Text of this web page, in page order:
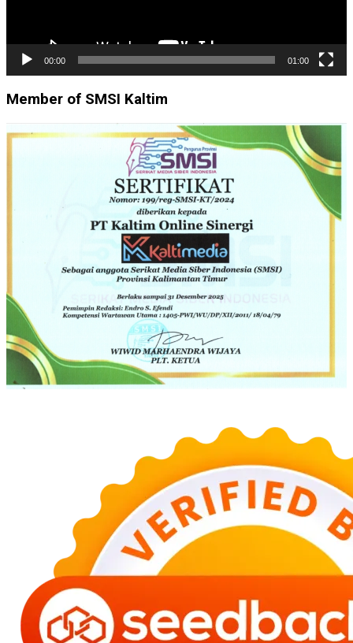
00:00 01:00
Member of SMSI Kaltim